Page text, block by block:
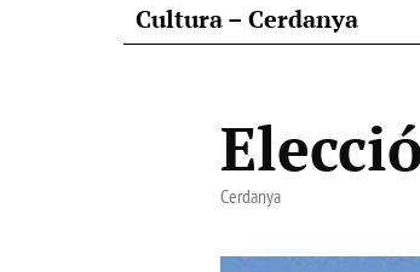
Cultura – Cerdanya
Cerdanya